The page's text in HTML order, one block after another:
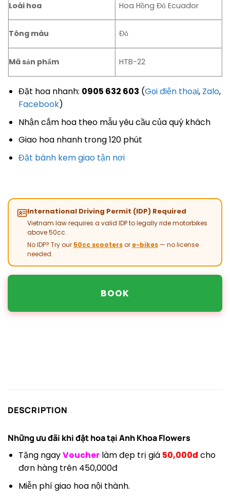
Loài hoa Hoa Hồng Đỏ Ecuador
Tông màu Đỏ
Mã sản phẩm HTB-22
Đặt hoa nhanh: 0905 632 603 (Gọi điện thoại, Zalo,
Facebook)
Nhận cắm hoa theo mẫu yêu cầu của quý khách
Giao hoa nhanh trong 120 phút
Đặt bánh kem giao tận nơi
International Driving Permit (IDP) Required
Vietnam law requires a valid IDP to legally ride motorbikes
above 50cc.
No IDP? Try our 50cc scootersor e-bikes— no license
needed.
BOOK
DESCRIPTION
Những ưu đãi khi đặt hoa tạiAnh Khoa Flowers
Tặng ngayVoucher làm đẹp trị giá 50,000đcho
đơn hàng trên 450,000đ
Miễn phí giao hoa nội thành.